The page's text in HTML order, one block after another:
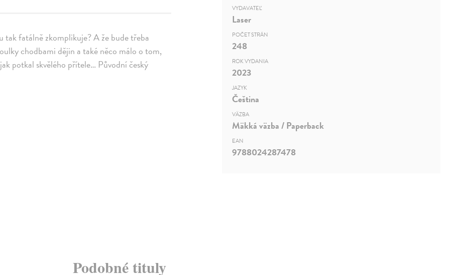
tak fatálně zkomplikuje? A že bude třeba
chodbami dějin a také něco málo o tom,
potkal skvělého přítele… Původní český
VYDAVATEĽ
Laser
POČET STRÁN
248
ROK VYDANIA
2023
JAZYK
Čeština
VÄZBA
Mäkká väzba / Paperback
EAN
9788024287478
Podobné tituly